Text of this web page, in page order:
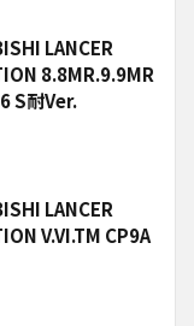
LANCER
8.8MR.9.9MR
S耐Ver.
LANCER
V.VI.TM CP9A